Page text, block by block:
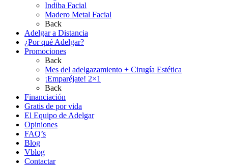
Indiba Facial
Madero Metal Facial
Back
Adelgar a Distancia
¿Por qué Adelgar?
Promociones
Back
Mes del adelgazamiento + Cirugía Estética
¡Emparéjate! 2×1
Back
Financiación
Gratis de por vida
El Equipo de Adelgar
Opiniones
FAQ’s
Blog
Vblog
Contactar